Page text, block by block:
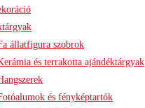
állatfigura szobrok
és terrakotta ajándéktárgyak
és fényképtartók